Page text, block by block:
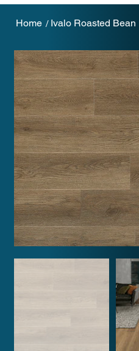
Home / Ivalo Roasted Bean